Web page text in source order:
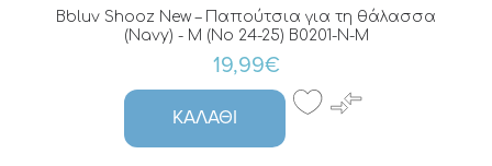
Bbluv Shooz New – Παπούτσια για τη θάλασσα
(Navy) - M (No 24-25) B0201-N-M
19,99€
ΚΑΛΆΘΙ